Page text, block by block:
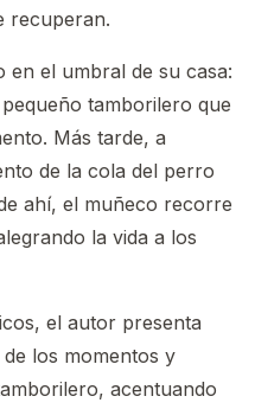
recuperan.
el umbral de su casa:
tamborilero que
Más tarde, a
de la cola del perro
ahí, el muñeco recorre
la vida a los
el autor presenta
los momentos y
acentuando